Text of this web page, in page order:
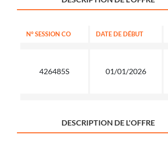
N° SESSION CO DATE DE DÉBUT
426485S 01/01/2026
DESCRIPTION DE L'OFFRE